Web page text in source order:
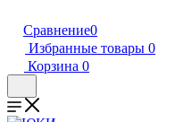
Сравнение0
Избранные товары 0
Корзина 0